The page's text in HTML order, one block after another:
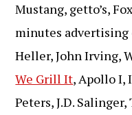
Mustang, getto’s,
minutes advertising
Heller, John Irving,
We Grill It, Apollo I,
Peters, J.D.